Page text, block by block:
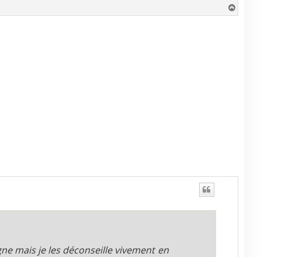
a
mais je les déconseille vivement en